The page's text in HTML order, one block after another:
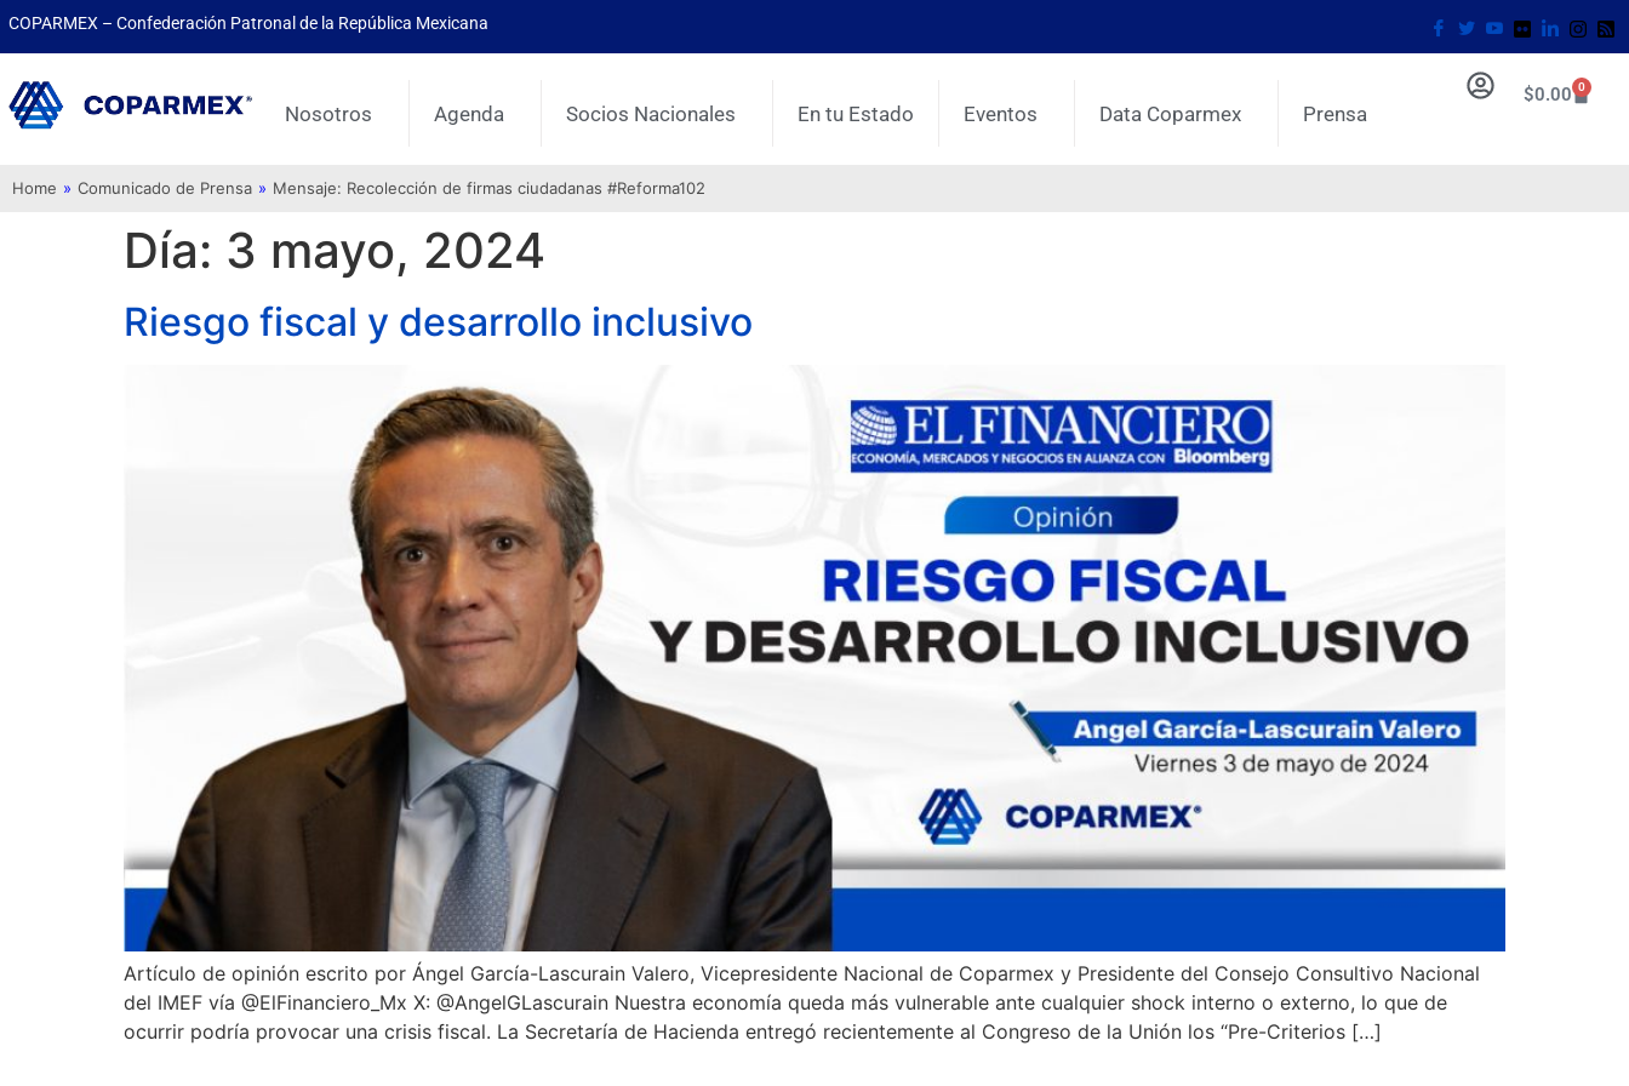
COPARMEX – Confederación Patronal de la República Mexicana
Nosotros Agenda Socios Nacionales En tu Estado Eventos Data Coparmex Prensa
$0.00 0
Home » Comunicado de Prensa » Mensaje: Recolección de firmas ciudadanas #Reforma102
Día: 3 mayo, 2024
Riesgo fiscal y desarrollo inclusivo
Artículo de opinión escrito por Ángel García-Lascurain Valero, Vicepresidente Nacional de Coparmex y Presidente del Consejo Consultivo Nacional
del IMEF vía @ElFinanciero_Mx X: @AngelGLascurain Nuestra economía queda más vulnerable ante cualquier shock interno o externo, lo que de
ocurrir podría provocar una crisis fiscal. La Secretaría de Hacienda entregó recientemente al Congreso de la Unión los “Pre-Criterios […]